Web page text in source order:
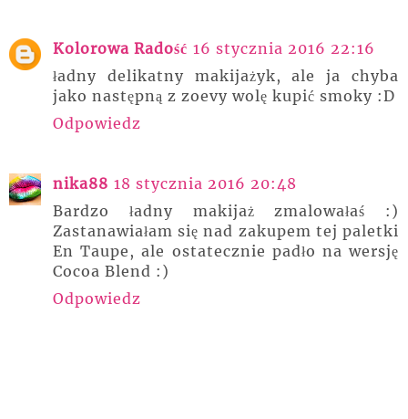
Kolorowa Radość 16 stycznia 2016 22:16
ładny delikatny makijażyk, ale ja chyba
jako następną z zoevy wolę kupić smoky :D
Odpowiedz
nika88 18 stycznia 2016 20:48
Bardzo ładny makijaż zmalowałaś :)
Zastanawiałam się nad zakupem tej paletki
En Taupe, ale ostatecznie padło na wersję
Cocoa Blend :)
Odpowiedz